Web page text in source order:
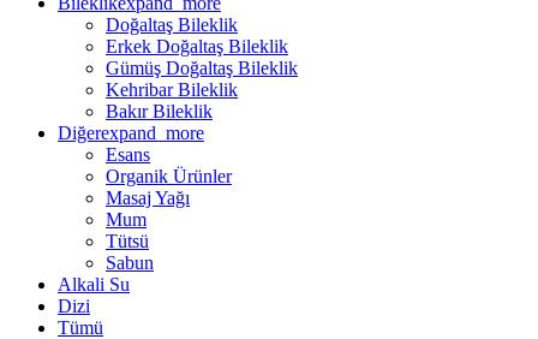
Doğaltaş Bileklik
Erkek Doğaltaş Bileklik
Gümüş Doğaltaş Bileklik
Kehribar Bileklik
Bakır Bileklik
Diğerexpand_more
Esans
Organik Ürünler
Masaj Yağı
Mum
Tütsü
Sabun
Alkali Su
Dizi
Tümü